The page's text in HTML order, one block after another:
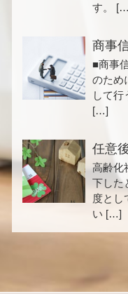
す。
商事
■商事
のため
して
[…]
任意
高齢化
下した
度とし
い […]